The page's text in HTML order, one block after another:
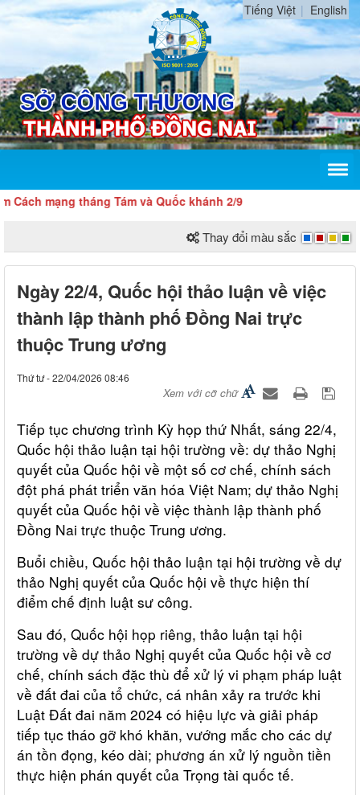
Tiếng Việt English
mạng tháng Tám và Quốc khánh 2/9
Thay đổi màu sắc
Ngày 22/4, Quốc hội thảo luận về việc
thành lập thành phố Đồng Nai trực
thuộc Trung ương
Thứ tư - 22/04/2026 08:46
Xem với cỡ chữ
Tiếp tục chương trình Kỳ họp thứ Nhất, sáng 22/4,
Quốc hội thảo luận tại hội trường về: dự thảo Nghị
quyết của Quốc hội về một số cơ chế, chính sách
đột phá phát triển văn hóa Việt Nam; dự thảo Nghị
quyết của Quốc hội về việc thành lập thành phố
Đồng Nai trực thuộc Trung ương.
Buổi chiều, Quốc hội thảo luận tại hội trường về dự
thảo Nghị quyết của Quốc hội về thực hiện thí
điểm chế định luật sư công.
Sau đó, Quốc hội họp riêng, thảo luận tại hội
trường về dự thảo Nghị quyết của Quốc hội về cơ
chế, chính sách đặc thù để xử lý vi phạm pháp luật
về đất đai của tổ chức, cá nhân xảy ra trước khi
Luật Đất đai năm 2024 có hiệu lực và giải pháp
tiếp tục tháo gỡ khó khăn, vướng mắc cho các dự
án tồn đọng, kéo dài; phương án xử lý nguồn tiền
thực hiện phán quyết của Trọng tài quốc tế.